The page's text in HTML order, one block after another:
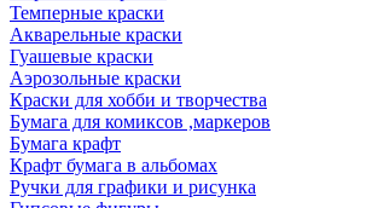
Темперные краски
Акварельные краски
Гуашевые краски
Аэрозольные краски
Краски для хобби и творчества
Бумага для комиксов ,маркеров
Бумага крафт
Крафт бумага в альбомах
Ручки для графики и рисунка